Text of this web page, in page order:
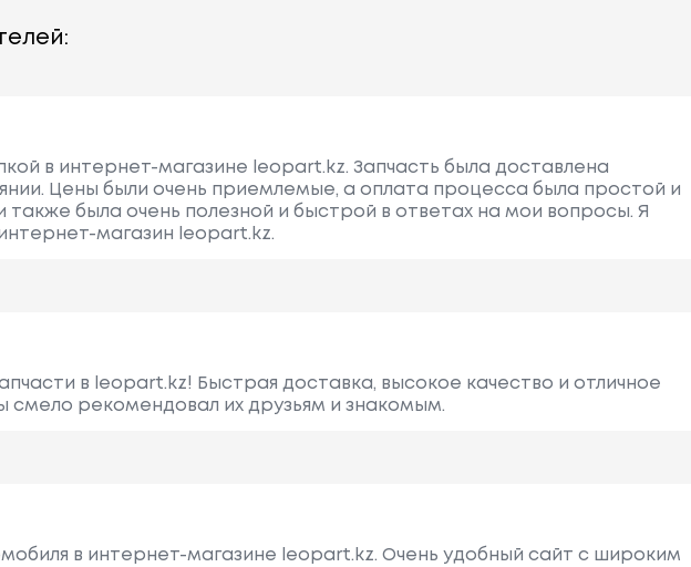
в интернет-магазине leopart.kz. Запчасть была доставлена
Цены были очень приемлемые, а оплата процесса была простой и
была очень полезной и быстрой в ответах на мои вопросы. Я
магазин leopart.kz.
в leopart.kz! Быстрая доставка, высокое качество и отличное
смело рекомендовал их друзьям и знакомым.
в интернет-магазине leopart.kz. Очень удобный сайт с широким